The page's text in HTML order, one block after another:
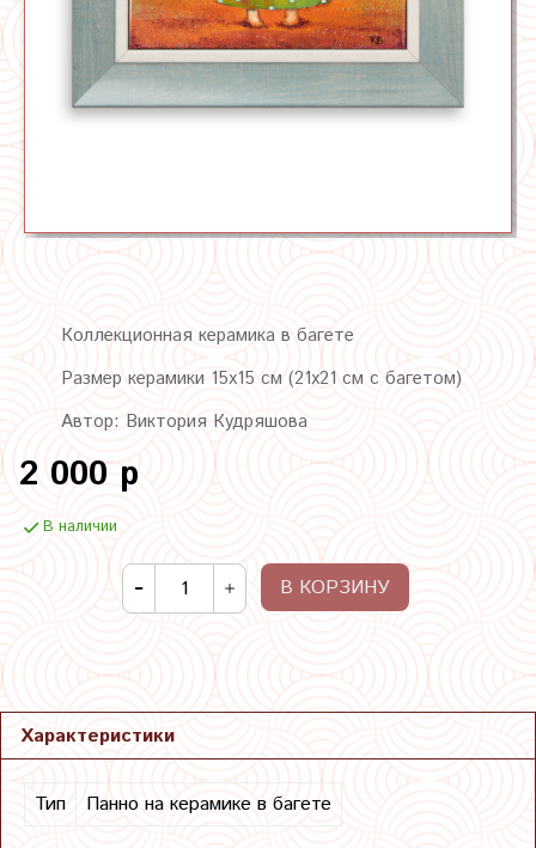
Коллекционная керамика в багете
Размер керамики 15х15 см (21х21 см с багетом)
Автор: Виктория Кудряшова
2 000 р
В наличии
В КОРЗИНУ
Характеристики
Тип Панно на керамике в багете